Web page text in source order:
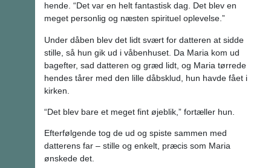
hende. “Det var en helt fantastisk dag. Det blev en
meget personlig og næsten spirituel oplevelse.”
Under dåben blev det lidt svært for datteren at sidde
stille, så hun gik ud i våbenhuset. Da Maria kom ud
bagefter, sad datteren og græd lidt, og Maria tørrede
hendes tårer med den lille dåbsklud, hun havde fået i
kirken.
“Det blev bare et meget fint øjeblik,” fortæller hun.
Efterfølgende tog de ud og spiste sammen med
datterens far – stille og enkelt, præcis som Maria
ønskede det.